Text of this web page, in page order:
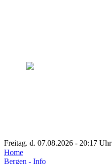
Freitag. d. 07.08.2026 - 20:17 Uhr
Home
Bergen - Info